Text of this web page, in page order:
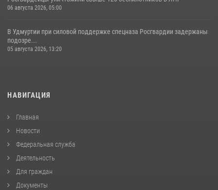
06 августа 2026, 05:00
В Удмуртии при силовой поддержке спецназа Росгвардии задержаны
подозре...
05 августа 2026, 13:20
НАВИГАЦИЯ
Главная
Новости
Федеральная служба
Деятельность
Для граждан
Документы